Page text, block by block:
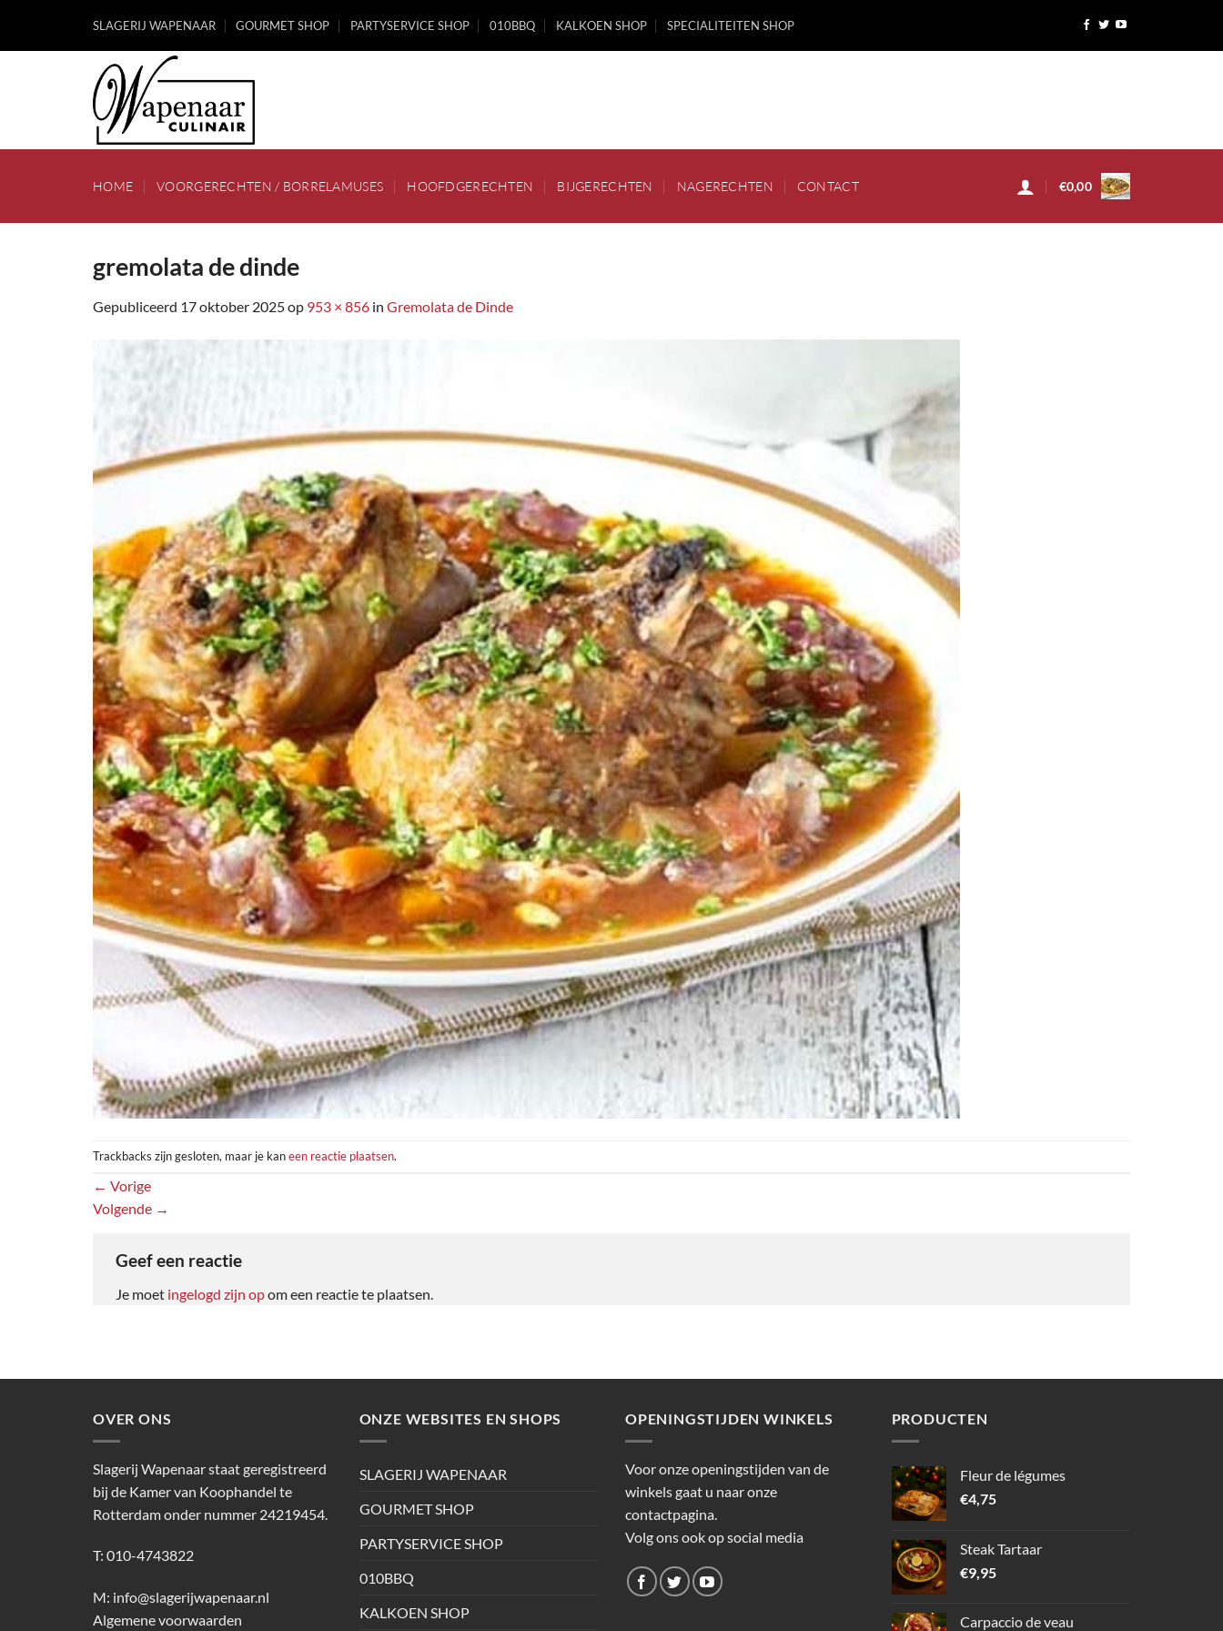
inhoud
SLAGERIJ WAPENAAR GOURMET SHOP PARTYSERVICE SHOP 010BBQ KALKOEN SHOP SPECIALITEITEN SHOP
HOME VOORGERECHTEN / BORRELAMUSES HOOFDGERECHTEN BIJGERECHTEN NAGERECHTEN CONTACT €0,00
gremolata de dinde
Gepubliceerd 17 oktober 2025op 953 × 856 in Gremolata de Dinde
Trackbacks zijn gesloten, maar je kaneen reactie plaatsen.
← Vorige
Volgende →
Geef een reactie
Je moet ingelogd zijn opom een reactie te plaatsen.
OVER ONS
Slagerij Wapenaar staat geregistreerd
bij de Kamer van Koophandel te
Rotterdam onder nummer 24219454.
T: 010-4743822
M: info@slagerijwapenaar.nl
Algemene voorwaarden
ONZE WEBSITES EN SHOPS
SLAGERIJ WAPENAAR
GOURMET SHOP
PARTYSERVICE SHOP
010BBQ
KALKOEN SHOP
OPENINGSTIJDEN WINKELS
Voor onze openingstijden van de
winkels gaat u naar onze
contactpagina.
Volg ons ook op social media
PRODUCTEN
Fleur de légumes
€4,75
Steak Tartaar
€9,95
Carpaccio de veau